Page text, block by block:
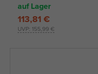
auf Lager
UVP: 155,99 €
113,81 €